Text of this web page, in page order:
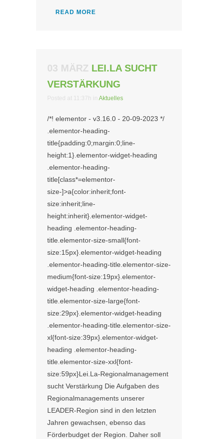
READ MORE
03 MÄRZ LEI.LA SUCHT
VERSTÄRKUNG
Posted at 11:37h in Aktuelles
/*! elementor - v3.16.0 - 20-09-2023 */
.elementor-heading-
title{padding:0;margin:0;line-
height:1}.elementor-widget-heading
.elementor-heading-
title[class*=elementor-
size-]>a{color:inherit;font-
size:inherit;line-
height:inherit}.elementor-widget-
heading .elementor-heading-
title.elementor-size-small{font-
size:15px}.elementor-widget-heading
.elementor-heading-title.elementor-size-
medium{font-size:19px}.elementor-
widget-heading .elementor-heading-
title.elementor-size-large{font-
size:29px}.elementor-widget-heading
.elementor-heading-title.elementor-size-
xl{font-size:39px}.elementor-widget-
heading .elementor-heading-
title.elementor-size-xxl{font-
size:59px}Lei.La-Regionalmanagement
sucht Verstärkung Die Aufgaben des
Regionalmanagements unserer
LEADER-Region sind in den letzten
Jahren gewachsen, ebenso das
Förderbudget der Region. Daher soll